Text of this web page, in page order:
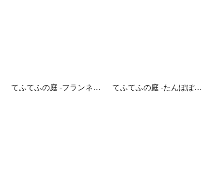
てふてふの庭 -フランネルフラワー- てふてふの庭 -たんぽぽ綿毛-